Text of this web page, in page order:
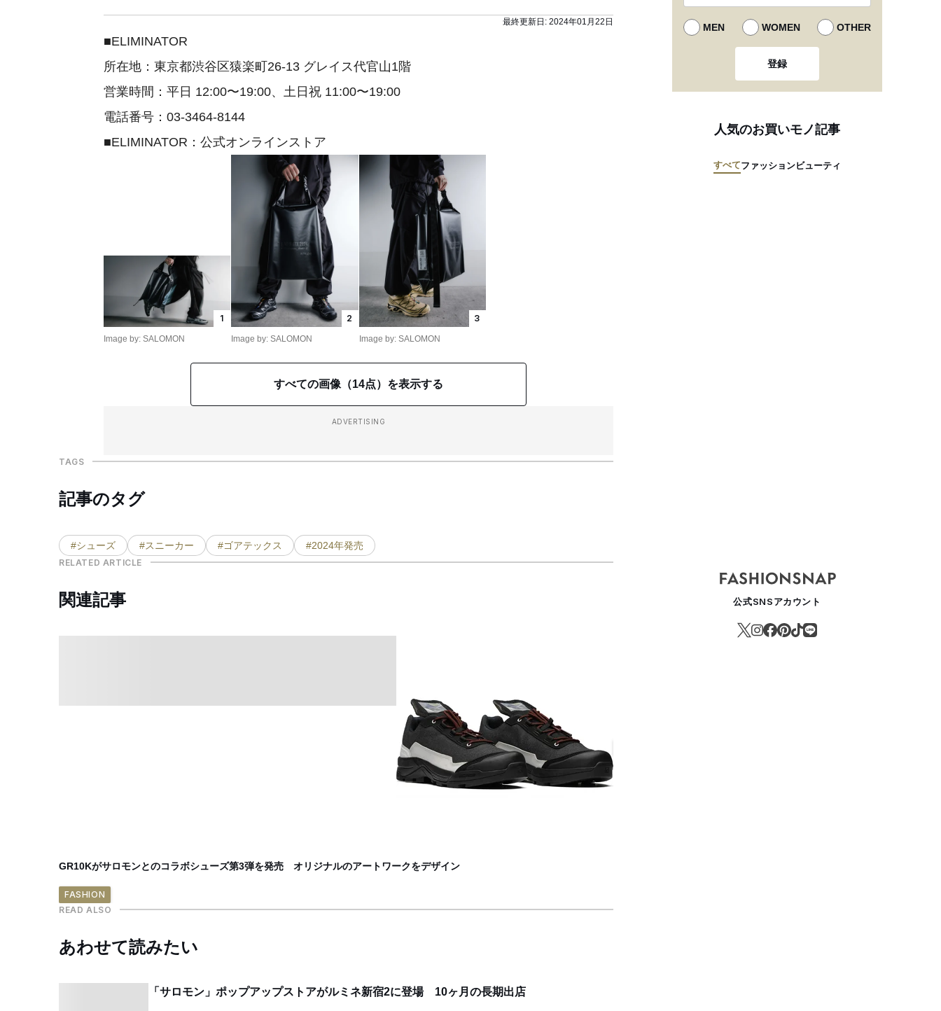
最終更新日: 2024年01月22日
■ELIMINATOR
所在地：東京都渋谷区猿楽町26-13 グレイス代官山1階
営業時間：平日 12:00〜19:00、土日祝 11:00〜19:00
電話番号：03-3464-8144
■ELIMINATOR：公式オンラインストア
1
Image by: SALOMON
2
Image by: SALOMON
3
Image by: SALOMON
すべての画像（14点）を表示する
ADVERTISING
TAGS
記事のタグ
#シューズ #スニーカー #ゴアテックス #2024年発売
RELATED ARTICLE
関連記事
GR10Kがサロモンとのコラボシューズ第3弾を発売 オリジナルのアートワークをデザイン
FASHION
READ ALSO
あわせて読みたい
「サロモン」ポップアップストアがルミネ新宿2に登場 10ヶ月の長期出店
MEN WOMEN OTHER
登録
人気のお買いモノ記事
すべてファッションビューティ
公式SNSアカウント